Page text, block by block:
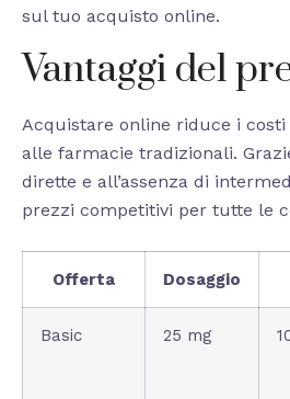
sul tuo acquisto online.
Vantaggi del
Acquistare online riduce i costi
alle farmacie tradizionali.
dirette e all’assenza di
prezzi competitivi per tutte le
Offerta Dosaggio
Basic 25 mg